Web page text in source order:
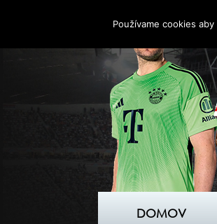
DOMOV
Používame cookies